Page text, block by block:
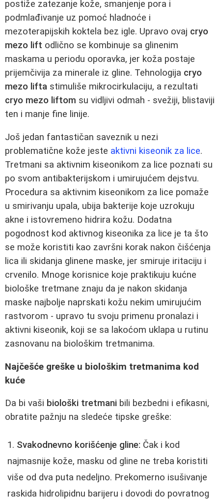
postiže zatezanje kože, smanjenje pora i
podmlađivanje uz pomoć hladnoće i
mezoterapijskih koktela bez igle. Upravo ovaj cryo
mezo lift odlično se kombinuje sa glinenim
maskama u periodu oporavka, jer koža postaje
prijemčivija za minerale iz gline. Tehnologija cryo
mezo lifta stimuliše mikrocirkulaciju, a rezultati
cryo mezo liftom su vidljivi odmah - svežiji, blistaviji
ten i manje fine linije.
Još jedan fantastičan saveznik u nezi
problematične kože jeste aktivni kiseonik za lice.
Tretmani sa aktivnim kiseonikom za lice poznati su
po svom antibakterijskom i umirujućem dejstvu.
Procedura sa aktivnim kiseonikom za lice pomaže
u smirivanju upala, ubija bakterije koje uzrokuju
akne i istovremeno hidrira kožu. Dodatna
pogodnost kod aktivnog kiseonika za lice je ta što
se može koristiti kao završni korak nakon čišćenja
lica ili skidanja glinene maske, jer smiruje iritaciju i
crvenilo. Mnoge korisnice koje praktikuju kućne
biološke tretmane znaju da je nakon skidanja
maske najbolje naprskati kožu nekim umirujućim
rastvorom - upravo tu svoju primenu pronalazi i
aktivni kiseonik, koji se sa lakoćom uklapa u rutinu
zasnovanu na biološkim tretmanima.
Najčešće greške u biološkim tretmanima kod
kuće
Da bi vaši biološki tretmani bili bezbedni i efikasni,
obratite pažnju na sledeće tipske greške:
Svakodnevno korišćenje gline: Čak i kod
najmasnije kože, masku od gline ne treba koristiti
više od dva puta nedeljno. Prekomerno isušivanje
raskida hidrolipidnu barijeru i dovodi do povratnog